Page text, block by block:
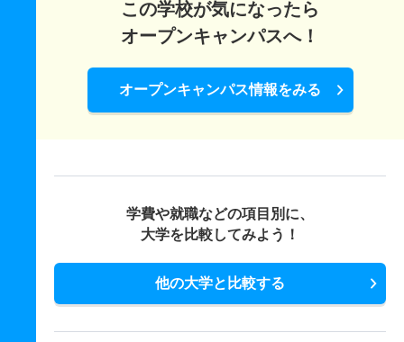
この学校が気になったら
オープンキャンパスへ！
オープンキャンパス情報をみる
学費や就職などの項目別に、
大学を比較してみよう！
他の大学と比較する